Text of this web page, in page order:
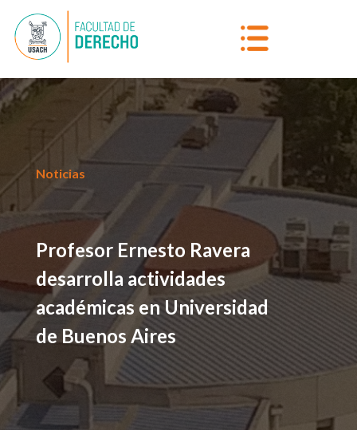
Noticias
Profesor Ernesto Ravera
desarrolla actividades
académicas en Universidad
de Buenos Aires